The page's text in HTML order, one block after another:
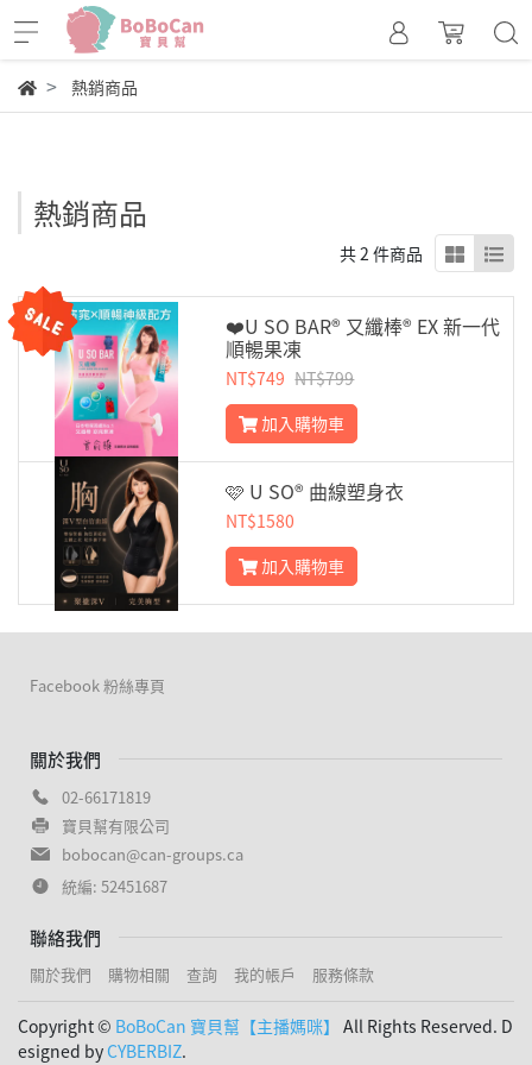
熱銷商品
熱銷商品
共 2 件商品
❤️U SO BAR® 又纖棒® EX 新一代
順暢果凍
NT$749 NT$799
加入購物車
🩷 U SO® 曲線塑身衣
NT$1580
加入購物車
關於我們
02-66171819
寶貝幫有限公司
bobocan@can-groups.ca
統編: 52451687
聯絡我們
關於我們 購物相關 查詢 我的帳戶 服務條款
Facebook 粉絲專頁
Copyright © BoBoCan 寶貝幫【主播媽咪】 All Rights Reserved. D
esigned byCYBERBIZ.